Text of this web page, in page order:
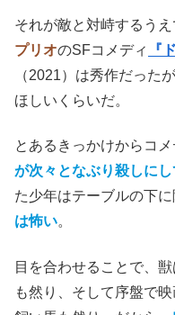
それが敵と対峙するう
プリオのSFコメディ
『
（2021）は秀作だった
ほしいくらいだ。
とあるきっかけからコ
が次々となぶり殺しにし
た少年はテーブルの下
は怖い。
目を合わせることで、
も然り、そして序盤で